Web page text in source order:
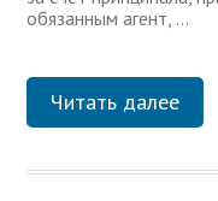
обязанным агент, …
Читать далее